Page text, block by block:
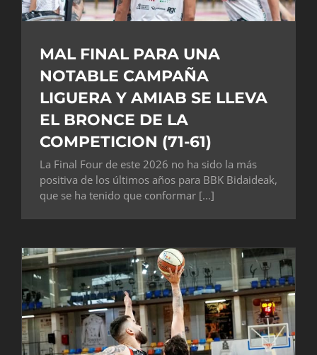
MAL FINAL PARA UNA
NOTABLE CAMPAÑA
LIGUERA Y AMIAB SE LLEVA
EL BRONCE DE LA
COMPETICION (71-61)
La Final Four de este 2026 no ha sido la más
positiva de los últimos años para BBK Bidaideak,
que se ha tenido que conformar [...]